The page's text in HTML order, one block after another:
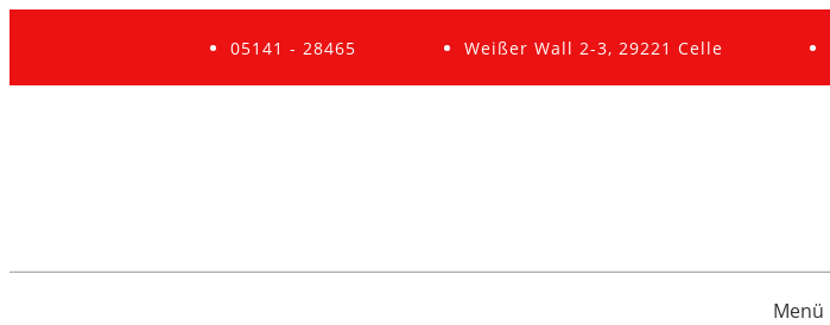
05141 - 28465 Weißer Wall 2-3, 29221 Celle
Menü